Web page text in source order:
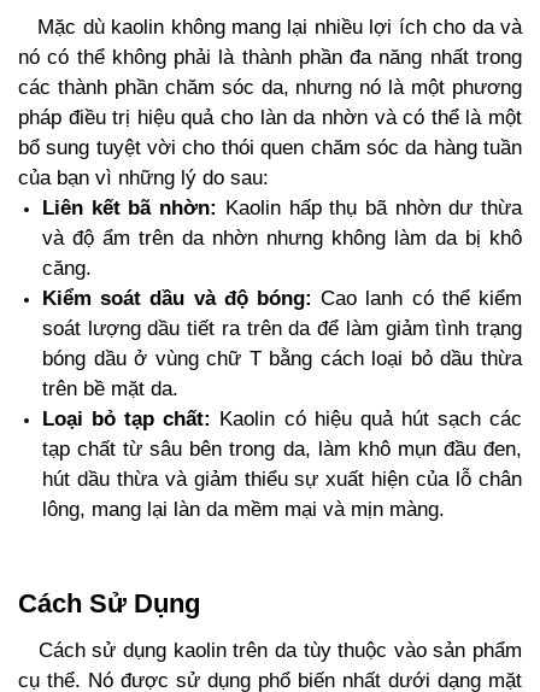
Mặc dù kaolin không mang lại nhiều lợi ích cho da và
nó có thể không phải là thành phần đa năng nhất trong
các thành phần chăm sóc da, nhưng nó là một phương
pháp điều trị hiệu quả cho làn da nhờn và có thể là một
bổ sung tuyệt vời cho thói quen chăm sóc da hàng tuần
của bạn vì những lý do sau:
Liên kết bã nhờn: Kaolin hấp thụ bã nhờn dư thừa
và độ ẩm trên da nhờn nhưng không làm da bị khô
căng.
Kiểm soát dầu và độ bóng: Cao lanh có thể kiểm
soát lượng dầu tiết ra trên da để làm giảm tình trạng
bóng dầu ở vùng chữ T bằng cách loại bỏ dầu thừa
trên bề mặt da.
Loại bỏ tạp chất: Kaolin có hiệu quả hút sạch các
tạp chất từ​​sâu bên trong da, làm khô mụn đầu đen,
hút dầu thừa và giảm thiểu sự xuất hiện của lỗ chân
lông, mang lại làn da mềm mại và mịn màng.
Cách Sử Dụng
Cách sử dụng kaolin trên da tùy thuộc vào sản phẩm
cụ thể. Nó được sử dụng phổ biến nhất dưới dạng mặt